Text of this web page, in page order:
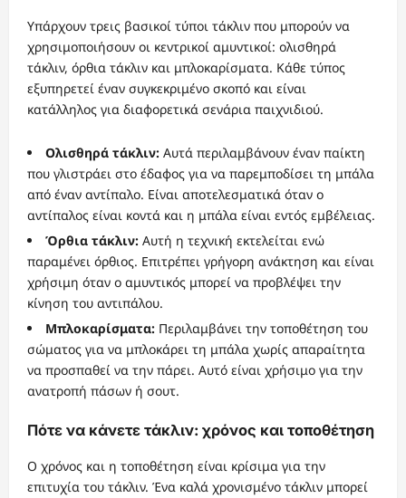
Υπάρχουν τρεις βασικοί τύποι τάκλιν που μπορούν να
χρησιμοποιήσουν οι κεντρικοί αμυντικοί: ολισθηρά
τάκλιν, όρθια τάκλιν και μπλοκαρίσματα. Κάθε τύπος
εξυπηρετεί έναν συγκεκριμένο σκοπό και είναι
κατάλληλος για διαφορετικά σενάρια παιχνιδιού.
Ολισθηρά τάκλιν: Αυτά περιλαμβάνουν έναν παίκτη
που γλιστράει στο έδαφος για να παρεμποδίσει τη μπάλα
από έναν αντίπαλο. Είναι αποτελεσματικά όταν ο
αντίπαλος είναι κοντά και η μπάλα είναι εντός εμβέλειας.
Όρθια τάκλιν: Αυτή η τεχνική εκτελείται ενώ
παραμένει όρθιος. Επιτρέπει γρήγορη ανάκτηση και είναι
χρήσιμη όταν ο αμυντικός μπορεί να προβλέψει την
κίνηση του αντιπάλου.
Μπλοκαρίσματα: Περιλαμβάνει την τοποθέτηση του
σώματος για να μπλοκάρει τη μπάλα χωρίς απαραίτητα
να προσπαθεί να την πάρει. Αυτό είναι χρήσιμο για την
ανατροπή πάσων ή σουτ.
Πότε να κάνετε τάκλιν: χρόνος και τοποθέτηση
Ο χρόνος και η τοποθέτηση είναι κρίσιμα για την
επιτυχία του τάκλιν. Ένα καλά χρονισμένο τάκλιν μπορεί